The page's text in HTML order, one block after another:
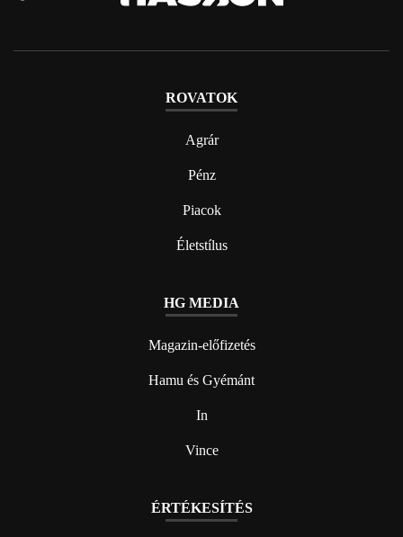
ROVATOK
Agrár
Pénz
Piacok
Életstílus
HG MEDIA
Magazin-előfizetés
Hamu és Gyémánt
In
Vince
ÉRTÉKESÍTÉS